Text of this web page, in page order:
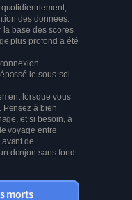
des données.
la base des scores
plus profond a été
le sous-sol
lorsque vous
Pensez à bien
et si besoin, à
voyage entre
de
donjon sans fond.